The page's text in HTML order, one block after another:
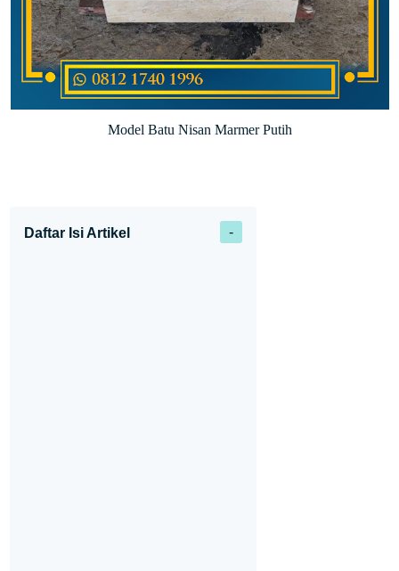
Model Batu Nisan Marmer Putih
Daftar Isi Artikel